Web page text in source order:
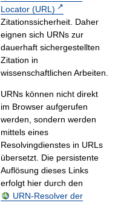
Locator (URL)
Zitationssicherheit. Daher
eignen sich URNs zur
dauerhaft sichergestellten
Zitation in
wissenschaftlichen Arbeiten.
URNs können nicht direkt
im Browser aufgerufen
werden, sondern werden
mittels eines
Resolvingdienstes in URLs
übersetzt. Die persistente
Auflösung dieses Links
erfolgt hier durch den
URN-Resolver der